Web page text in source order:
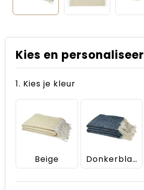
Kies en personaliseer
1. Kies je kleur
Beige Donkerblauw